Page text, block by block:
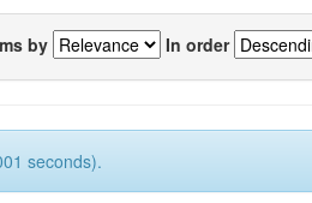
by In order
seconds).